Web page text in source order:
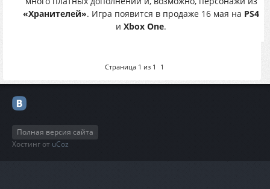
«Хранителей». Игра появится в продаже 16 мая на PS4
и Xbox One.
Страница 1 из 1 1
Полная версия сайта
Хостинг от uCoz